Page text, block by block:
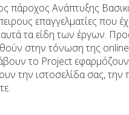
πάροχος Ανάπτυξης
επαγγελματίες που
τα είδη των έργων.
στην τόνωση της
το Project εφαρμόζουν
την ιστοσελίδα σας, την